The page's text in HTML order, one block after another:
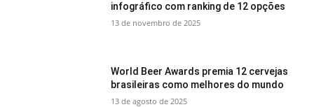
infográfico com ranking de 12 opções
13 de novembro de 2025
World Beer Awards premia 12 cervejas
brasileiras como melhores do mundo
13 de agosto de 2025